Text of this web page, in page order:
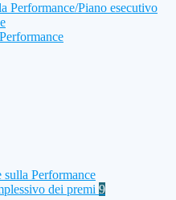
Performance/Piano esecutivo
sulla Performance
dei premi 9